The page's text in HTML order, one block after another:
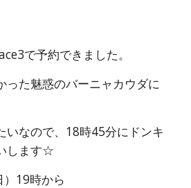
で予約できました。
った魅惑のバーニャカウダに
いなので、18時45分にドンキ
します☆
19時から